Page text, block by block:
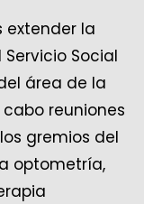
extender la
Social
área de la
reuniones
gremios del
optometría,